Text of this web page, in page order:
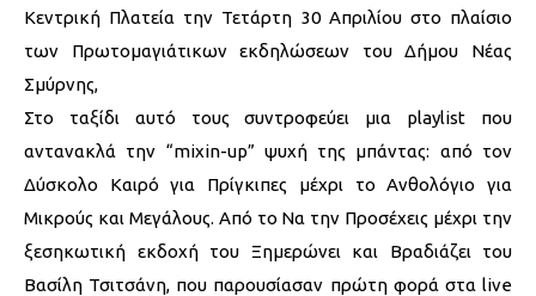
Κεντρική Πλατεία την Τετάρτη 30 Απριλίου στο πλαίσιο
των Πρωτομαγιάτικων εκδηλώσεων του Δήμου Νέας
Σμύρνης,
Στο ταξίδι αυτό τους συντροφεύει μια playlist που
αντανακλά την “mixin-up” ψυχή της μπάντας: από τον
Δύσκολο Καιρό για Πρίγκιπες μέχρι το Ανθολόγιο για
Μικρούς και Μεγάλους. Από το Να την Προσέχεις μέχρι την
ξεσηκωτική εκδοχή του Ξημερώνει και Βραδιάζει του
Βασίλη Τσιτσάνη, που παρουσίασαν πρώτη φορά στα live